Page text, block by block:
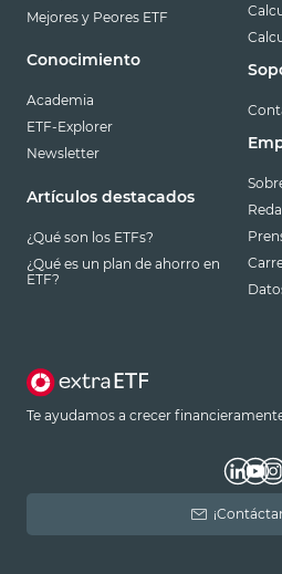
Mejores y Peores ETF
Conocimiento
Academia
ETF-Explorer
Newsletter
Artículos destacados
¿Qué son los ETFs?
¿Qué es un plan de ahorro en
ETF?
Te ayudamos a crecer